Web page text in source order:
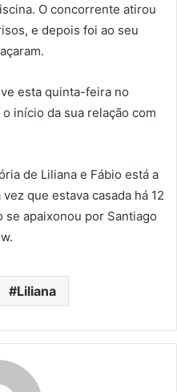
O concorrente atirou
e depois foi ao seu
esta quinta-feira no
início da sua relação com
de Liliana e Fábio está a
que estava casada há 12
se apaixonou por Santiago
Liliana